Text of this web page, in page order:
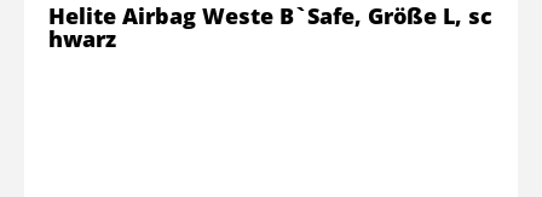
Helite Airbag Weste B`Safe, Größe L, sc
hwarz